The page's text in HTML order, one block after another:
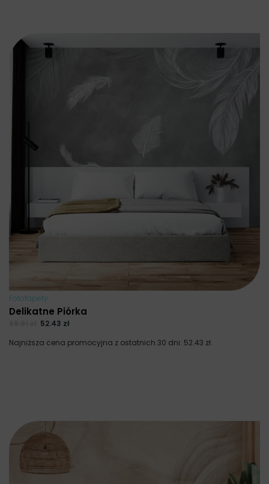
Fototapety
Delikatne Piórka
52.43 zł
Najniższa cena promocyjna z ostatnich 30 dni: 52.43 zł.